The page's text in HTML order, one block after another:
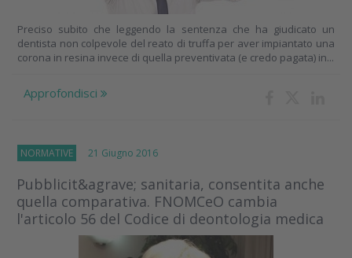
Preciso subito che leggendo la sentenza che ha giudicato un
dentista non colpevole del reato di truffa per aver impiantato una
corona in resina invece di quella preventivata (e credo pagata) in...
Approfondisci
NORMATIVE 21 Giugno 2016
Pubblicit&agrave; sanitaria, consentita anche
quella comparativa. FNOMCeO cambia
l'articolo 56 del Codice di deontologia medica